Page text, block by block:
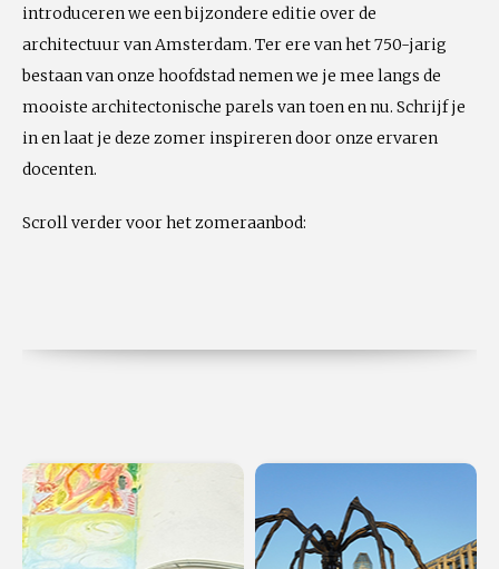
introduceren we een bijzondere editie over de
architectuur van Amsterdam. Ter ere van het 750-jarig
bestaan van onze hoofdstad nemen we je mee langs de
mooiste architectonische parels van toen en nu. Schrijf je
in en laat je deze zomer inspireren door onze ervaren
docenten.
Scroll verder voor het zomeraanbod: